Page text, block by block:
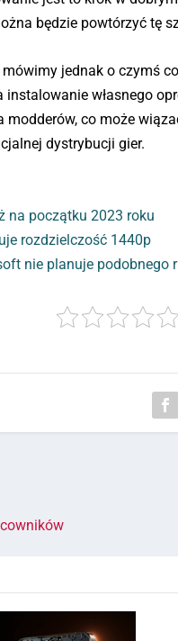
będzie powtórzyć tę
jednak o czymś
instalowanie własnego
modderów, co może
dystrybucji gier.
na początku 2023 roku
rozdzielczość 1440p
nie planuje podobnego